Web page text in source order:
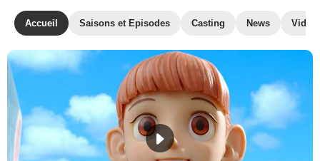
Accueil Saisons et Episodes Casting News